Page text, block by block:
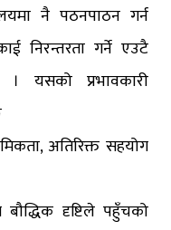
नै पठनपाठन गर्न
निरन्तरता गर्ने एउटै
यसको प्रभावकारी
अतिरिक्त सहयोग
दृष्टिले पहुँचको